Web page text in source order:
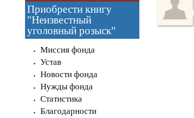
Приобрести книгу
"Неизвестный
уголовный розыск"
Миссия фонда
Устав
Новости фонда
Нужды фонда
Статистика
Благодарности